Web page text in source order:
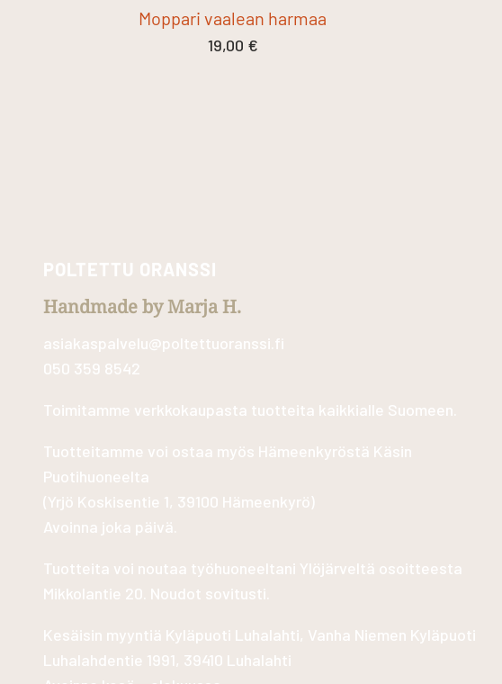
Moppari vaalean harmaa
19,00 €
POLTETTU ORANSSI
Handmade by Marja H.
asiakaspalvelu@poltettuoranssi.fi
050 359 8542
Toimitamme verkkokaupasta tuotteita kaikkialle Suomeen.
Tuotteitamme voi ostaa myös Hämeenkyröstä Käsin
Puotihuoneelta
(Yrjö Koskisentie 1, 39100 Hämeenkyrö)
Avoinna joka päivä.
Tuotteita voi noutaa työhuoneeltani Ylöjärveltä osoitteesta
Mikkolantie 20. Noudot sovitusti.
Kesäisin myyntiä Kyläpuoti Luhalahti, Vanha Niemen Kyläpuoti
Luhalahdentie 1991, 39410 Luhalahti